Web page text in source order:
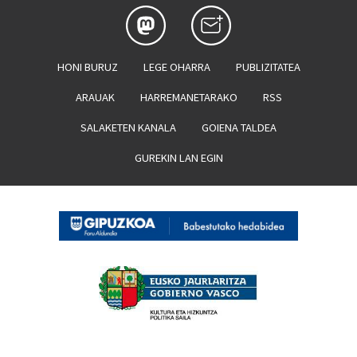
HONI BURUZ LEGE OHARRA PUBLIZITATEA
ARAUAK HARREMANETARAKO RSS
SALAKETEN KANALA GOIENA TALDEA
GUREKIN LAN EGIN